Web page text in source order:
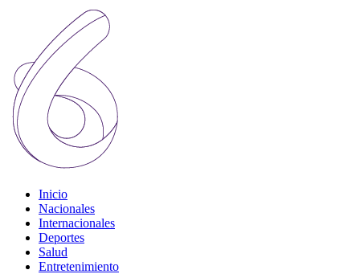
Inicio
Nacionales
Internacionales
Deportes
Salud
Entretenimiento